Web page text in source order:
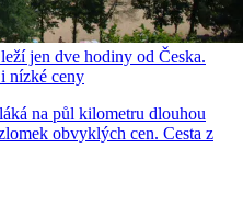
jen dve hodiny od Česka.
nízké ceny
na půl kilometru dlouhou
obvyklých cen. Cesta z